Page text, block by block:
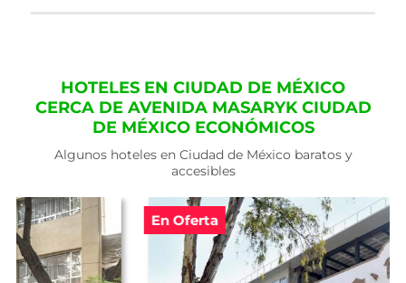
HOTELES EN CIUDAD DE MÉXICO
CERCA DE AVENIDA MASARYK CIUDAD
DE MÉXICO ECONÓMICOS
Algunos hoteles en Ciudad de México baratos y
accesibles
En Oferta